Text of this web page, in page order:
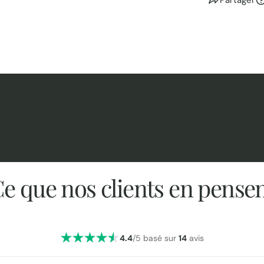
que nos clients en
4.4/5 basé sur 14avis